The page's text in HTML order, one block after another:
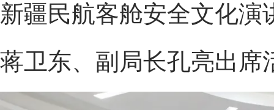
新疆民航客舱安全文化
蒋卫东、副局长孔亮